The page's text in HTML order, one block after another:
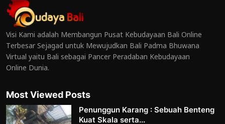
Visi Kami adalah Membangun Pusat Kebudayaan Bali Online
Terbesar Sejagad untuk Mewujudkan Bali Padma Bhuwana
Virtual yaitu Bali sebagai Pancer Peradaban Kebudayaan
Online Dunia.
Most Viewed Posts
Penunggun Karang : Sebuah Benteng
Kuat Skala serta...